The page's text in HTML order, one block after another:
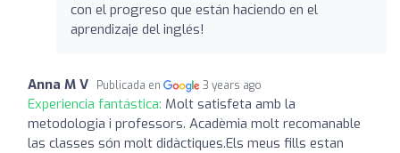
con el progreso que están haciendo en el
aprendizaje del inglés!
Anna M V Publicada en 3 years ago
Experiencia fantástica: Molt satisfeta amb la
metodologia i professors. Acadèmia molt recomanable
las classes són molt didàctiques.Els meus fills estan